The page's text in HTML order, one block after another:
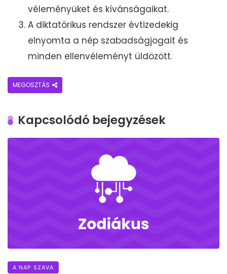
véleményüket és kívánságaikat.
A diktatórikus rendszer évtizedekig
elnyomta a nép szabadságjogait és
minden ellenvéleményt üldözött.
MEGOSZTÁS
Kapcsolódó bejegyzések
A NAP SZAVA